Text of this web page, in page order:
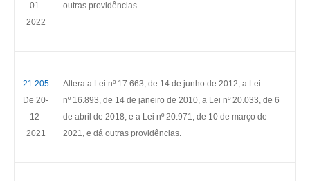
01-
2022
outras providências.
21.205
De 20-
12-
2021
Altera a Lei nº 17.663, de 14 de junho de 2012, a Lei
nº 16.893, de 14 de janeiro de 2010, a Lei nº20.033, de 6
de abril de 2018, e a Lei nº20.971, de 10 de março de
2021, e dá outras providências.